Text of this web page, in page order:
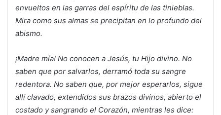
envueltos en las garras del espíritu de las tinieblas.
Mira como sus almas se precipitan en lo profundo del
abismo.
¡Madre mía! No conocen a Jesús, tu Hijo divino. No
saben que por salvarlos, derramó toda su sangre
redentora. No saben que, por mejor esperarlos, sigue
allí clavado, extendidos sus brazos divinos, abierto el
costado y sangrando el Corazón, mientras les dice: